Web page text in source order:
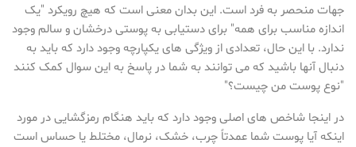
جهات منحصر به فرد است. این بدان معنی است که هیچ رویکرد "یک
اندازه مناسب برای همه" برای دستیابی به پوستی درخشان و سالم وجود
ندارد. با این حال، تعدادی از ویژگی های یکپارچه وجود دارد که باید به
دنبال آنها باشید که می توانند به شما در پاسخ به این سوال کمک کنند
"نوع پوست من چیست؟"
در اینجا شاخص های اصلی وجود دارد که باید هنگام رمزگشایی در مورد
اینکه آیا پوست شما عمدتاً چرب، خشک، نرمال، مختلط یا حساس است